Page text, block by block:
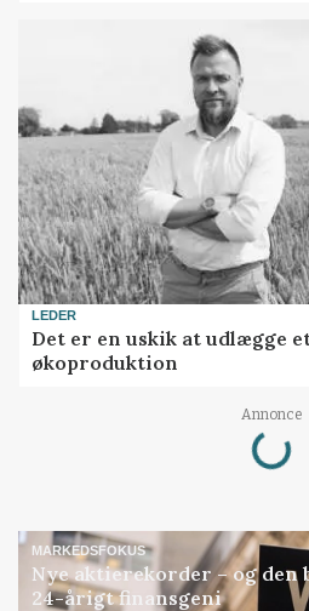
LEDER
Det er en uskik at udlægge
økoproduktion
Annonce
Loading...
MARKEDSFOKUS
Nye aktierekorder – og
24-årigt finansgeni